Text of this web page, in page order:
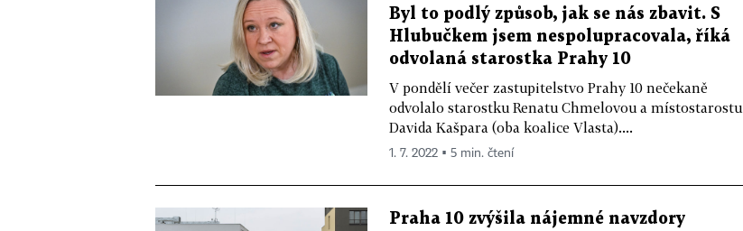
Byl to podlý způsob, jak se nás zbavit. S
Hlubučkem jsem nespolupracovala, říká
odvolaná starostka Prahy 10
V pondělí večer zastupitelstvo Prahy 10 nečekaně
odvolalo starostku Renatu Chmelovou a místostarostu
Davida Kašpara (oba koalice Vlasta)....
1. 7. 2022 ▪ 5 min. čtení
Praha 10 zvýšila nájemné navzdory